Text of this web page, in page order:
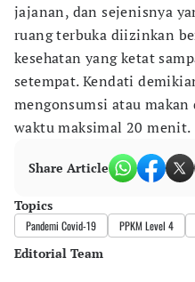
jajanan, dan sejenisnya
ruang terbuka diizinkan
kesehatan yang ketat
setempat. Kendati
mengonsumsi atau
waktu maksimal 20 menit.
Share Article
Topics
Pandemi Covid-19 PPKM Level 4
Editorial Team